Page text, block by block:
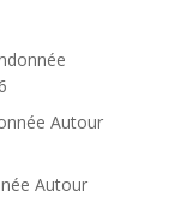
Autour
Autour